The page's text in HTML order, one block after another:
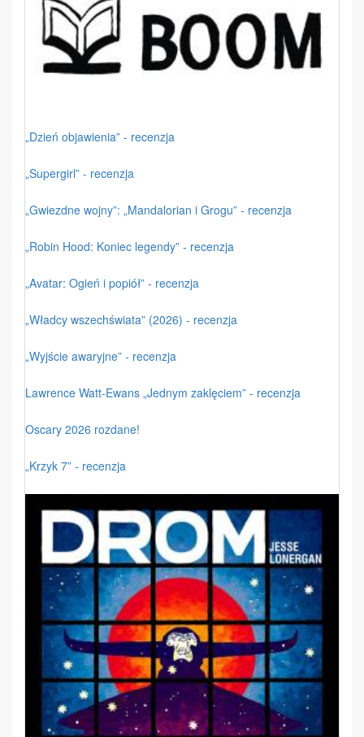
„Dzień objawienia” - recenzja
„Supergirl” - recenzja
„Gwiezdne wojny”: „Mandalorian i Grogu” - recenzja
„Robin Hood: Koniec legendy” - recenzja
„Avatar: Ogień i popiół” - recenzja
„Władcy wszechświata” (2026) - recenzja
„Wyjście awaryjne” - recenzja
Lawrence Watt-Ewans „Jednym zaklęciem” - recenzja
Oscary 2026 rozdane!
„Krzyk 7” - recenzja